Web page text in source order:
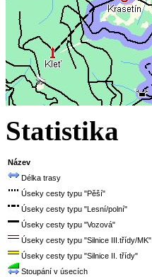
Statistika
Název
Délka trasy
Úseky cesty typu "Pěší"
Úseky cesty typu "Lesní/polní"
Úseky cesty typu "Vozová"
Úseky cesty typu "Silnice III.třídy/MK"
Úseky cesty typu "Silnice II. třídy"
Stoupání v úsecích